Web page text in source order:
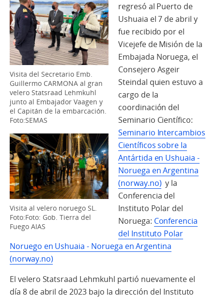
Visita del Secretario Emb.
Guillermo CARMONA al gran
velero Statsraad Lehmkuhl
junto al Embajador Vaagen y
el Capitán de la embarcación.
Foto:SEMAS
Visita al velero noruego SL.
Foto:Foto: Gob. Tierra del
Fuego AIAS
regresó al Puerto de
Ushuaia el 7 de abril y
fue recibido por el
Vicejefe de Misión de la
Embajada Noruega, el
Consejero Asgeir
Steindal quien estuvo a
cargo de la
coordinación del
Seminario Científico:
Seminario Intercambios
Científicos sobre la
Antártida en Ushuaia -
Noruega en Argentina
(norway.no) y la
Conferencia del
Instituto Polar del
Noruega: Conferencia
del Instituto Polar
Noruego en Ushuaia - Noruega en Argentina
(norway.no)
El velero Statsraad Lehmkuhl partió nuevamente el
día 8 de abril de 2023 bajo la dirección del Instituto